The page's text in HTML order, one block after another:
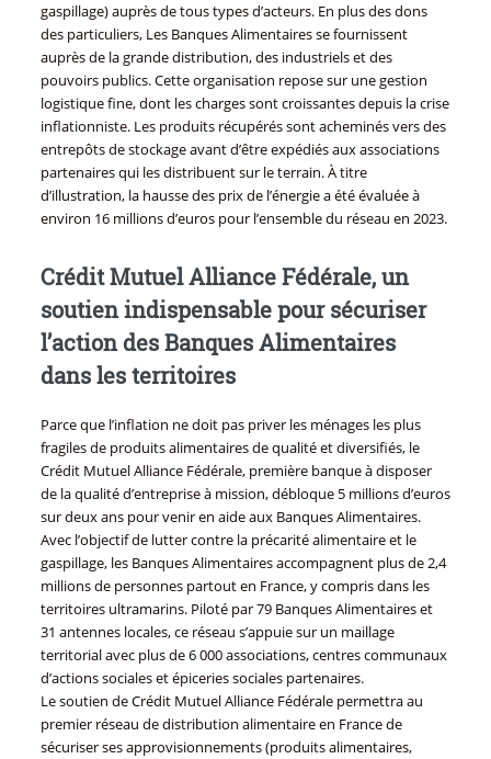
gaspillage) auprès de tous types d’acteurs. En plus des dons
des particuliers, Les Banques Alimentaires se fournissent
auprès de la grande distribution, des industriels et des
pouvoirs publics. Cette organisation repose sur une gestion
logistique fine, dont les charges sont croissantes depuis la crise
inflationniste. Les produits récupérés sont acheminés vers des
entrepôts de stockage avant d’être expédiés aux associations
partenaires qui les distribuent sur le terrain. À titre
d’illustration, la hausse des prix de l’énergie a été évaluée à
environ 16 millions d’euros pour l’ensemble du réseau en 2023.
Crédit Mutuel Alliance Fédérale, un
soutien indispensable pour sécuriser
l’action des Banques Alimentaires
dans les territoires
Parce que l’inflation ne doit pas priver les ménages les plus
fragiles de produits alimentaires de qualité et diversifiés, le
Crédit Mutuel Alliance Fédérale, première banque à disposer
de la qualité d’entreprise à mission, débloque 5 millions d’euros
sur deux ans pour venir en aide aux Banques Alimentaires.
Avec l’objectif de lutter contre la précarité alimentaire et le
gaspillage, les Banques Alimentaires accompagnent plus de 2,4
millions de personnes partout en France, y compris dans les
territoires ultramarins. Piloté par 79 Banques Alimentaires et
31 antennes locales, ce réseau s’appuie sur un maillage
territorial avec plus de 6 000 associations, centres communaux
d’actions sociales et épiceries sociales partenaires.
Le soutien de Crédit Mutuel Alliance Fédérale permettra au
premier réseau de distribution alimentaire en France de
sécuriser ses approvisionnements (produits alimentaires,